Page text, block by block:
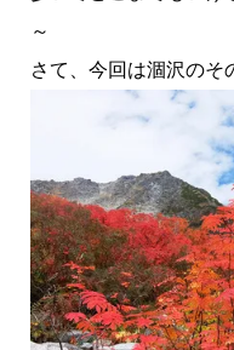
～
さて、今回は涸沢のそ